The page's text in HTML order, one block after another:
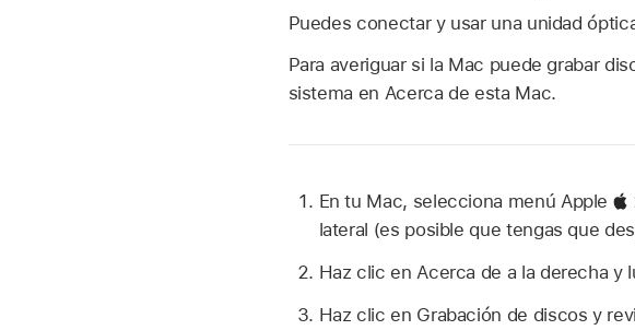
Puedes conectar y usar una unidad
Para averiguar si la Mac puede grabar
sistema en Acerca de esta Mac.
En tu Mac, selecciona menú Apple
lateral (es posible que tengas que
Haz clic en Acerca de a la derecha y
Haz clic en Grabación de discos y